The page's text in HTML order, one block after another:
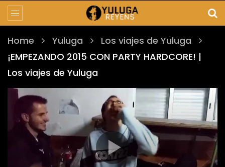
Home Yuluga
Los viajes de Yuluga
¡EMPEZANDO 2015 CON PARTY HARDCORE! |
Los viajes de Yuluga